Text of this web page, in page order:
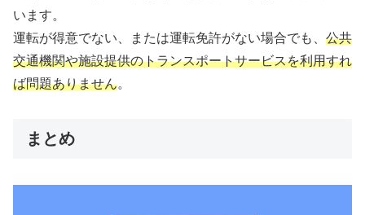
います。
運転が得意でない、または運転免許がない場合でも、 公共
交通機関や施設提供のトランスポートサービスを利用すれ
ば問題ありません。
まとめ